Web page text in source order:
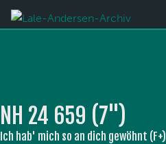
NH 24 659 (7'')
Ich hab' mich so an dich gewöhnt (F+)